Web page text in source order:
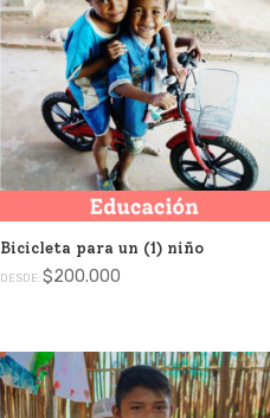
Bicicleta para un (1) niño
DESDE:$200.000